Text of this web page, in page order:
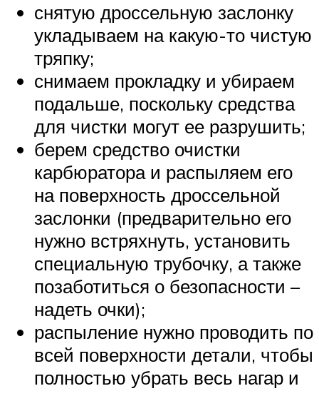
снятую дроссельную заслонку
укладываем на какую-то чистую
тряпку;
снимаем прокладку и убираем
подальше, поскольку средства
для чистки могут ее разрушить;
берем средство очистки
карбюратора и распыляем его
на поверхность дроссельной
заслонки (предварительно его
нужно встряхнуть, установить
специальную трубочку, а также
позаботиться о безопасности –
надеть очки);
распыление нужно проводить по
всей поверхности детали, чтобы
полностью убрать весь нагар и